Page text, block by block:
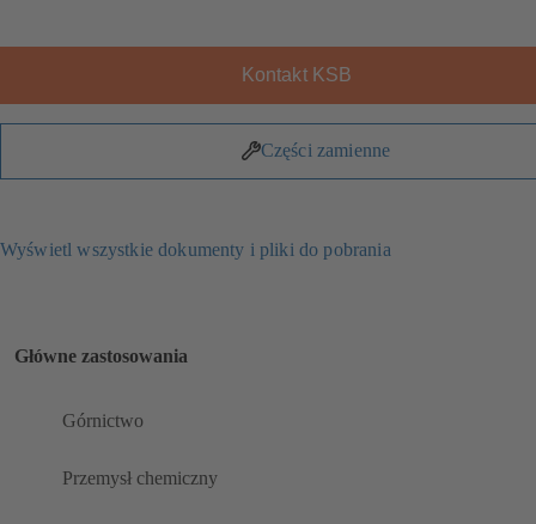
Kontakt KSB
Części zamienne
Wyświetl wszystkie dokumenty i pliki do pobrania
Główne zastosowania
Górnictwo
Przemysł chemiczny